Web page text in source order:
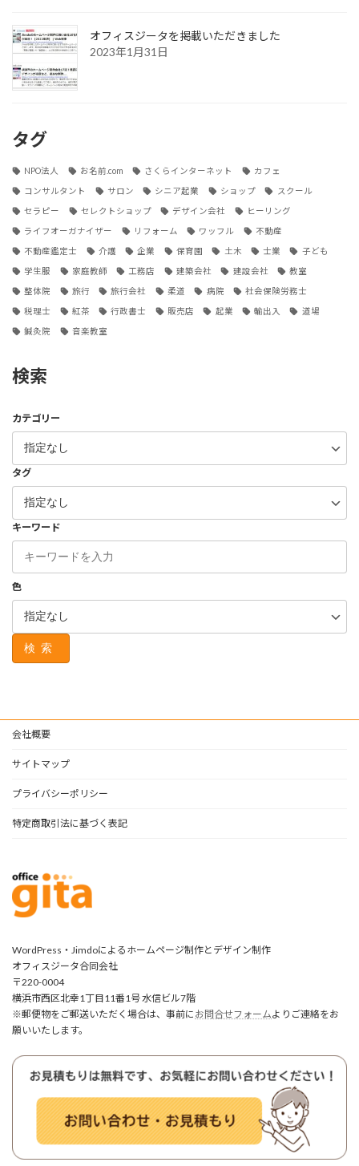
オフィスジータを掲載いただきました
2023年1月31日
タグ
NPO法人 お名前.com さくらインターネット カフェ
コンサルタント サロン シニア起業 ショップ スクール
セラピー セレクトショップ デザイン会社 ヒーリング
ライフオーガナイザー リフォーム ワッフル 不動産
不動産鑑定士 介護 企業 保育園 土木 士業 子ども
学生服 家庭教師 工務店 建築会社 建設会社 教室
整体院 旅行 旅行会社 柔道 病院 社会保険労務士
税理士 紅茶 行政書士 販売店 起業 輸出入 道場
鍼灸院 音楽教室
検索
カテゴリー
タグ
キーワード
色
検索
会社概要
サイトマップ
プライバシーポリシー
特定商取引法に基づく表記
WordPress・Jimdoによるホームページ制作とデザイン制作
オフィスジータ合同会社
〒220-0004
横浜市西区北幸1丁目11番1号 水信ビル7階
※郵便物をご郵送いただく場合は、事前に お問合せフォームよりご連絡をお
願いいたします。